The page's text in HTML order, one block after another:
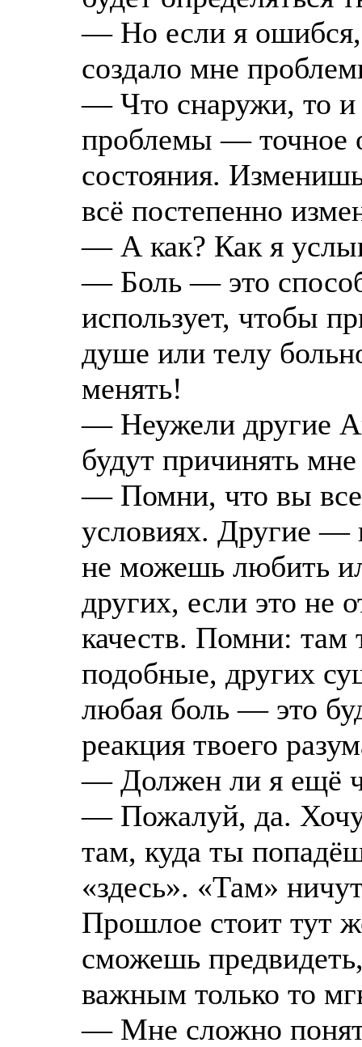
— Но если я ошибся,
создало мне
— Что снаружи, то и
проблемы — точное
состояния.
всё постепенно
— А как? Как я
— Боль — это
использует, чтобы
душе или телу
менять!
— Неужели другие
будут причинять
— Помни, что вы
условиях. Другие —
не можешь любить
других, если это не
качеств. Помни: там
подобные, других
любая боль — это
реакция твоего
— Должен ли я ещё
— Пожалуй, да.
там, куда ты
«здесь». «Там»
Прошлое стоит тут
сможешь
важным только то
— Мне сложно